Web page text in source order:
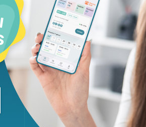
e l’istruttoria giudiziaria hanno
prove sufficienti contro”
il tribunale penale
dichiarato la Corte d’Appello in
a porte chiuse. Il giocatore ha
aveva presentato ricorso
rinviato a giudizio per stupro.